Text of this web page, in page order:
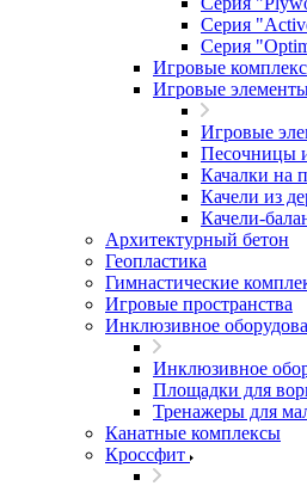
Серия
Серия
Игровые
Игровые
Игровые
Песочницы
Качалки на
Качели из
Качели-
Архитектурный бетон
Геопластика
Гимнастические
Игровые пространства
Инклюзивное
Инклюзивное
Площадки для
Тренажеры для
Канатные комплексы
Кроссфит